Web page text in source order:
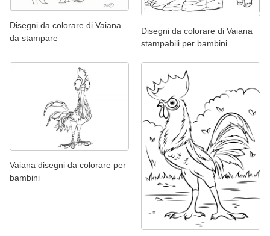
Disegni da colorare di Vaiana
da stampare
Disegni da colorare di Vaiana
stampabili per bambini
Vaiana disegni da colorare per
bambini